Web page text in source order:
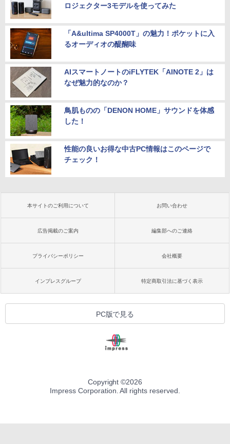
ロジェクター3モデルを使ってみた
「A&ultima SP4000T」の魅力！ポケットに入
るオーディオの醍醐味
AIスマートノートのiFLYTEK「AINOTE 2」は
なぜ魅力的なのか？
鳥肌ものの「DENON HOME」サウンドを体感
した！
性能の良いお得な中古PC情報はこのページで
チェック！
本サイトのご利用について お問い合わせ
広告掲載のご案内 編集部へのご連絡
プライバシーポリシー 会社概要
インプレスグループ 特定商取引法に基づく表示
PC版で見る
Copyright ©2026
Impress Corporation. All rights reserved.